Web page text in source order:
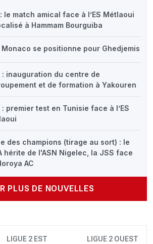
le match amical face à l’ES Métlaoui
à Hammam Bourguiba
Monaco se positionne pour Ghedjemis
: inauguration du centre de
et de formation à Yakouren
: premier test en Tunisie face à l’ES
des champions (tirage au sort) : le
hérite de l'ASN Nigelec, la JSS face
AC
PLUS DE NOUVELLES
LIGUE 2 EST LIGUE 2 OUEST